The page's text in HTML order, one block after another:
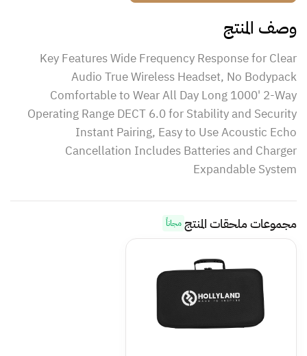
وصف المنتج
Key Features Wide Frequency Response for Clear
Audio True Wireless Headset, No Bodypack
Comfortable to Wear All Day Long 1000' 2-Way
Operating Range DECT 6.0 for Stability and Security
Instant Pairing, Easy to Use Acoustic Echo
Cancellation Includes Batteries and Charger
Expandable System
مجموعات ملحقات المنتج مجاناً